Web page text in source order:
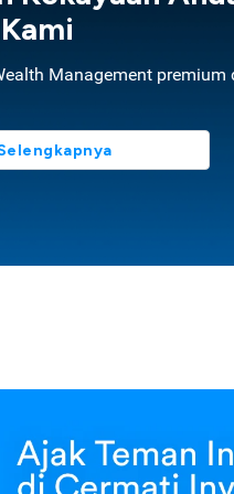
Management